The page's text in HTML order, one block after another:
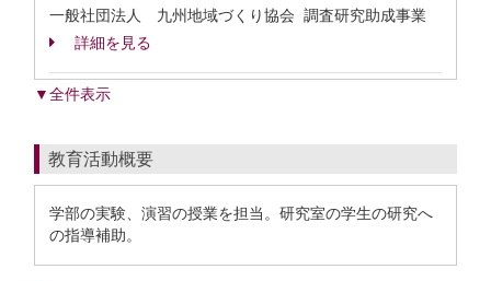
一般社団法人 九州地域づくり協会 調査研究助成事業
詳細を見る
▼全件表示
教育活動概要
学部の実験、演習の授業を担当。研究室の学生の研究へ
の指導補助。